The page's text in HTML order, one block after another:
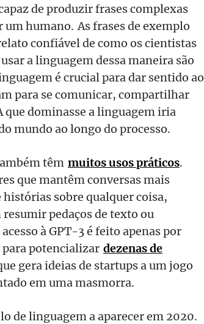
de produzir frases complexas
humano. As frases de exemplo
confiável de como os cientistas
a linguagem dessa maneira são
é crucial para dar sentido ao
para se comunicar, compartilhar
que dominasse a linguagem iria
mundo ao longo do processo.
têm muitos usos práticos.
que mantêm conversas mais
sobre qualquer coisa,
pedaços de texto ou
à GPT-3 é feito apenas por
para potencializar dezenas de
gera ideias de startups a um jogo
em uma masmorra.
de linguagem a aparecer em 2020.